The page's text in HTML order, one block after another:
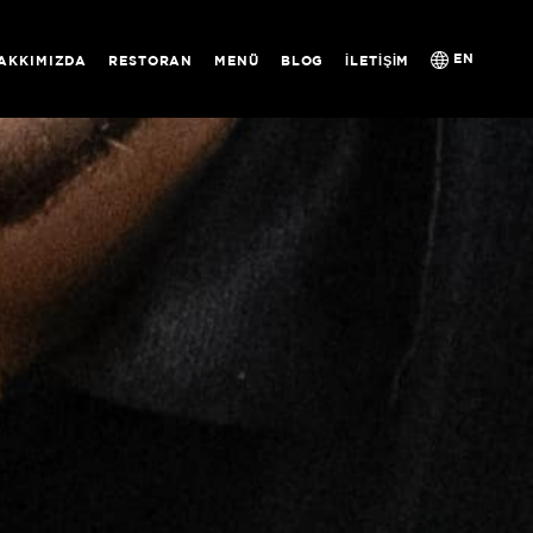
RESTORAN MENÜ BLOG İLETIŞIM EN